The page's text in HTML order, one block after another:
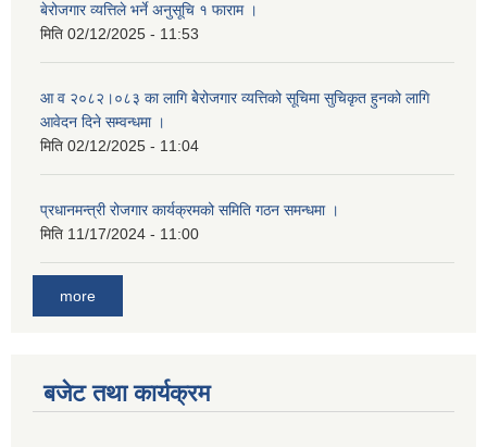
बेरोजगार व्यत्तिले भर्ने अनुसूचि १ फाराम ।
मिति 02/12/2025 - 11:53
आ व २०८२।०८३ का लागि बेेरोजगार व्यत्तिको सूचिमा सुचिकृत हुनको लागि
आवेदन दिने सम्वन्धमा ।
मिति 02/12/2025 - 11:04
प्रधानमन्त्री रोजगार कार्यक्रमको समिति गठन समन्धमा ।
मिति 11/17/2024 - 11:00
more
बजेट तथा कार्यक्रम